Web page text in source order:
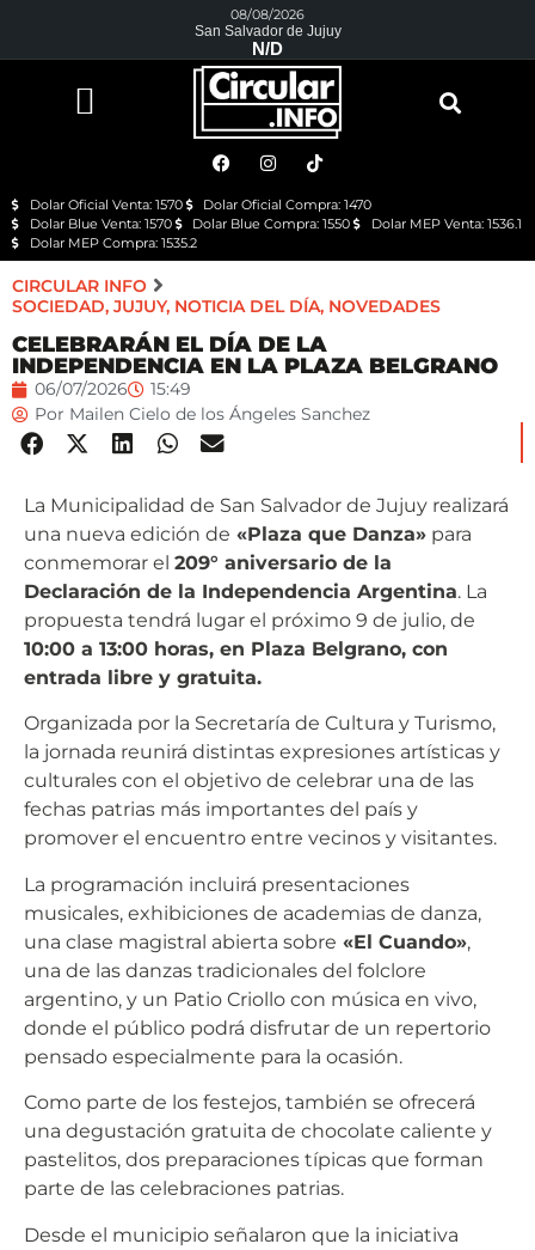
08/08/2026
San Salvador de Jujuy
N/D
Dolar Oficial Venta: 1570
Dolar Oficial Compra: 1470
Dolar Blue Venta: 1570
Dolar Blue Compra: 1550
Dolar MEP Venta: 1536.1
Dolar MEP Compra: 1535.2
CIRCULAR INFO
SOCIEDAD, JUJUY, NOTICIA DEL DÍA, NOVEDADES
CELEBRARÁN EL DÍA DE LA
INDEPENDENCIA EN LA PLAZA BELGRANO
06/07/2026
15:49
Por Mailen Cielo de los Ángeles Sanchez
La Municipalidad de San Salvador de Jujuy realizará
una nueva edición de «Plaza que Danza» para
conmemorar el 209° aniversario de la
Declaración de la Independencia Argentina. La
propuesta tendrá lugar el próximo 9 de julio, de
10:00 a 13:00 horas, en Plaza Belgrano, con
entrada libre y gratuita.
Organizada por la Secretaría de Cultura y Turismo,
la jornada reunirá distintas expresiones artísticas y
culturales con el objetivo de celebrar una de las
fechas patrias más importantes del país y
promover el encuentro entre vecinos y visitantes.
La programación incluirá presentaciones
musicales, exhibiciones de academias de danza,
una clase magistral abierta sobre «El Cuando»,
una de las danzas tradicionales del folclore
argentino, y un Patio Criollo con música en vivo,
donde el público podrá disfrutar de un repertorio
pensado especialmente para la ocasión.
Como parte de los festejos, también se ofrecerá
una degustación gratuita de chocolate caliente y
pastelitos, dos preparaciones típicas que forman
parte de las celebraciones patrias.
Desde el municipio señalaron que la iniciativa